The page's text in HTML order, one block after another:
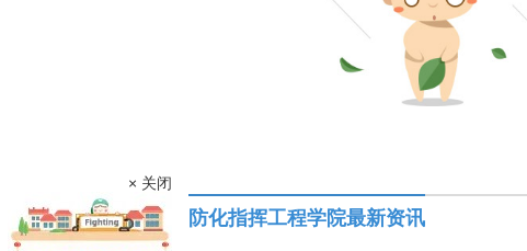
防化指挥工程学院最新资讯
× 关闭